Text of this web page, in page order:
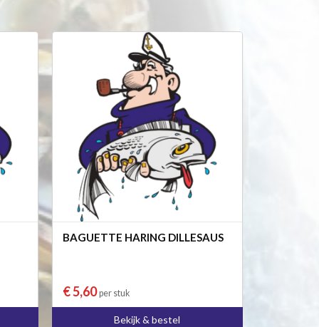
BAGUETTE HARING DILLESAUS
€ 5,60per stuk
Bekijk & bestel